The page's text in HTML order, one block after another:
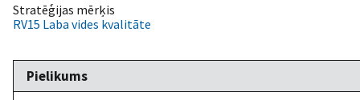
Stratēģijas mērķis
RV15 Laba vides kvalitāte
Pielikums